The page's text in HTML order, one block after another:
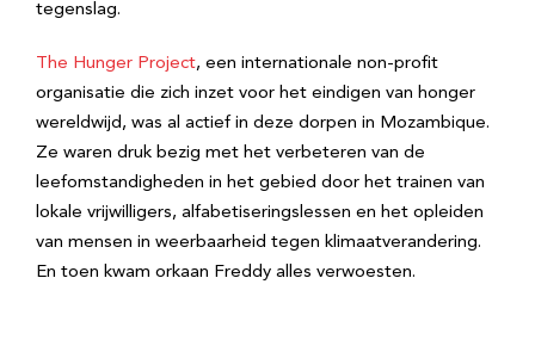
tegenslag.
The Hunger Project, een internationale non-profit
organisatie die zich inzet voor het eindigen van honger
wereldwijd, was al actief in deze dorpen in Mozambique.
Ze waren druk bezig met het verbeteren van de
leefomstandigheden in het gebied door het trainen van
lokale vrijwilligers, alfabetiseringslessen en het opleiden
van mensen in weerbaarheid tegen klimaatverandering.
En toen kwam orkaan Freddy alles verwoesten.